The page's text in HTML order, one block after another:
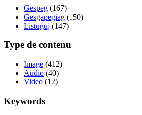
Gespeg (167)
Gesgapegiag (150)
Listuguj (147)
Type de contenu
Image (412)
Audio (40)
Video (12)
Keywords